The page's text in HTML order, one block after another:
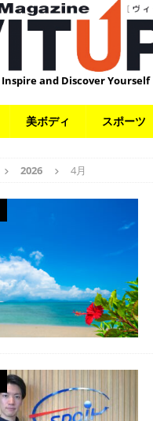
Inspire and Discover Yourself
美ボディ スポーツ
2026 4月